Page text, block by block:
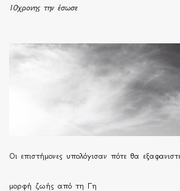
10χρονης την έσωσε
Οι επιστήμονες υπολόγισαν πότε θα
μορφή ζωής από τη Γη